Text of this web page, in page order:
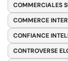
COMMERCIALES
COMMERCE
CONFIANCE
CONTROVERSE